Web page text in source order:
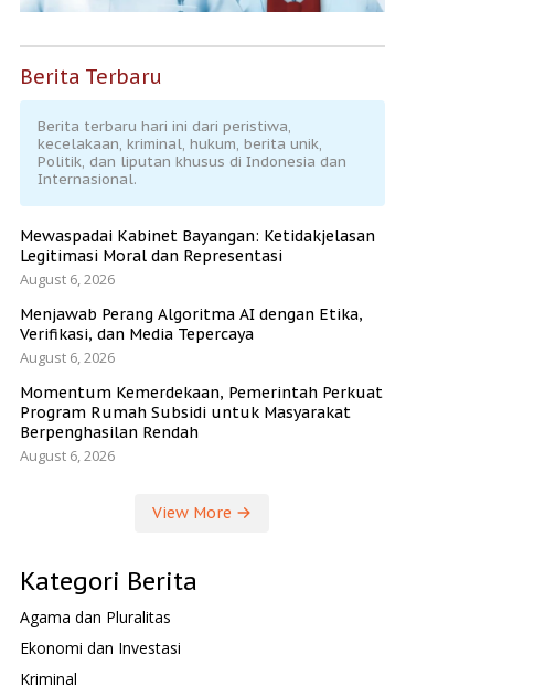
Berita Terbaru
Berita terbaru hari ini dari peristiwa,
kecelakaan, kriminal, hukum, berita unik,
Politik, dan liputan khusus di Indonesia dan
Internasional.
Mewaspadai Kabinet Bayangan: Ketidakjelasan
Legitimasi Moral dan Representasi
August 6, 2026
Menjawab Perang Algoritma AI dengan Etika,
Verifikasi, dan Media Tepercaya
August 6, 2026
Momentum Kemerdekaan, Pemerintah Perkuat
Program Rumah Subsidi untuk Masyarakat
Berpenghasilan Rendah
August 6, 2026
View More
Kategori Berita
Agama dan Pluralitas
Ekonomi dan Investasi
Kriminal